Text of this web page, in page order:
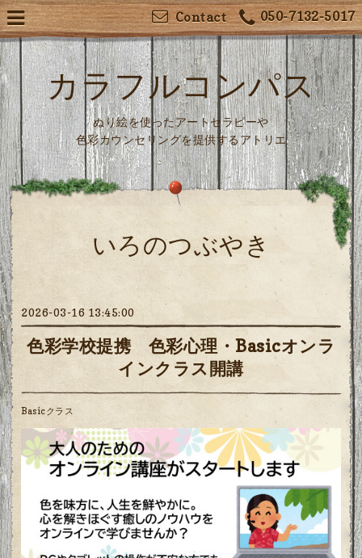
050-7132-5017
Contact
カラフルコンパス
ぬり絵を使ったアートセラピーや
色彩カウンセリングを提供するアトリエ
いろのつぶやき
2026-03-16 13:45:00
色彩学校提携 色彩心理・Basicオンラ
インクラス開講
Basicクラス